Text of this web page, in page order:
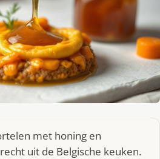
met honing en
uit de Belgische keuken.